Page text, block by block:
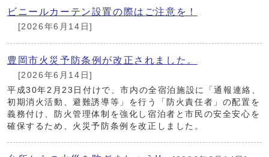
ビニールカーテン設置の際はご注意を！
[2026年6月14日]
豊岡市火災予防条例が改正されました。
[2026年6月14日]
平成30年2月23日付けで、市内の全宿泊施設に「通報連絡、
初期消火活動、避難誘導等」を行う「防火責任者」の配置を
義務付け、防火管理体制を強化し宿泊者と市民の安全安心を
確保するため、火災予防条例を改正しました。